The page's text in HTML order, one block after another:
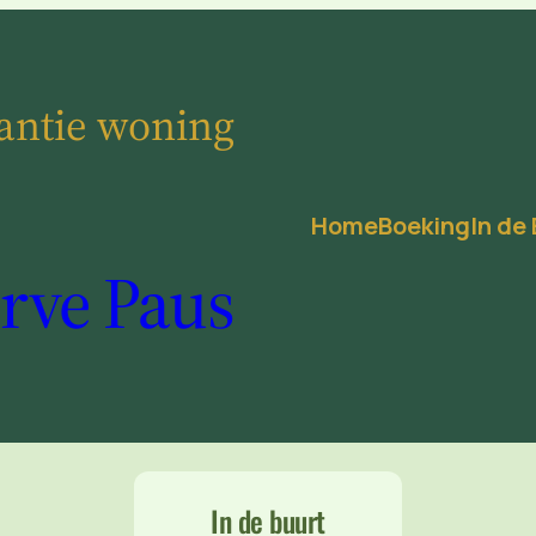
woning
Paus
HomeBoekingIn de
In de buurt